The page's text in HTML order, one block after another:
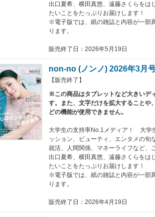
出口夏希、横田真悠、遠藤さくらをは
たいことをたっぷりお届けします！
※電子版では、紙の雑誌と内容が一部
ります。
販売終了日：2026年5月19日
non-no (ノンノ) 2026年3月
【販売終了】
※この商品はタブレットなど大きいデ
す。また、文字だけを拡大することや
どの機能が使用できません。
大学生の支持率No.1メディア！ 大学
ッション、ビューティ、エンタメの旬
就活、人間関係、マネーライフなど、
出口夏希、横田真悠、遠藤さくらをは
たいことをたっぷりお届けします！
※電子版では、紙の雑誌と内容が一部
ります。
販売終了日：2026年4月19日